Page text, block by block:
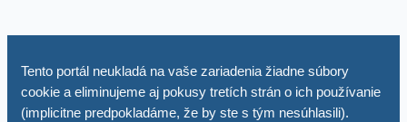
Tento portál neukladá na vaše zariadenia žiadne súbory
cookie a eliminujeme aj pokusy tretích strán o ich používanie
(implicitne predpokladáme, že by ste s tým nesúhlasili).